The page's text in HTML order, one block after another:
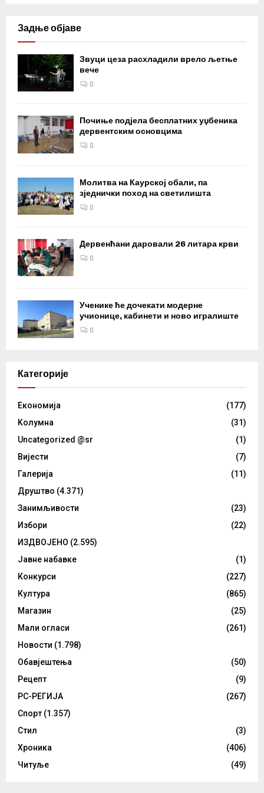
Задње објаве
Звуци цеза расхладили врело љетње
вече
0
Почиње подјела бесплатних уџбеника
дервентским основцима
0
Молитва на Каурској обали, па
зједнички поход на светилишта
0
Дервенћани даровали 26 литара крви
0
Ученике ће дочекати модерне
учионице, кабинети и ново игралиште
0
Категорије
Eкономија
(177)
Kолумнa
(31)
Uncategorized @sr
(1)
Вијести
(7)
Галерија
(11)
Друштво (4.371)
Занимљивости
(23)
Избори
(22)
ИЗДВОЈЕНО (2.595)
Јавне набавке
(1)
Конкурси
(227)
Култура
(865)
Магазин
(25)
Мали огласи
(261)
Новости (1.798)
Обавјештења
(50)
Рецепт
(9)
РС-РЕГИЈА
(267)
Спорт (1.357)
Стил
(3)
Хроника
(406)
Читуље
(49)